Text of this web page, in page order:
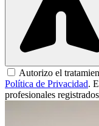
Autorizo el
Política de Privacidad.
profesionales